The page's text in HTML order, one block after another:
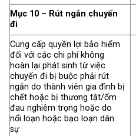
Mục 10 – Rút ngắn chuyến
đi
Cung cấp quyền lợi bảo hiểm
đối với các chi phí không
hoàn lại phát sinh từ việc
chuyến đi bị buộc phải rút
ngắn do thành viên gia đình bị
chết hoặc bị thương tật/ốm
đau nghiêm trọng hoặc do
nổi loạn hoặc bạo loạn dân
sự